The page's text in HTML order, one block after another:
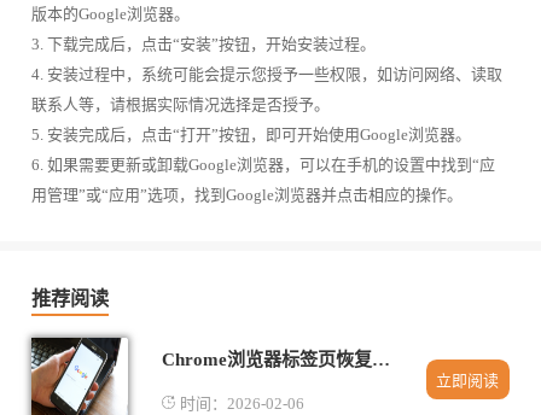
版本的Google浏览器。
3. 下载完成后，点击“安装”按钮，开始安装过程。
4. 安装过程中，系统可能会提示您授予一些权限，如访问网络、读取
联系人等，请根据实际情况选择是否授予。
5. 安装完成后，点击“打开”按钮，即可开始使用Google浏览器。
6. 如果需要更新或卸载Google浏览器，可以在手机的设置中找到“应
用管理”或“应用”选项，找到Google浏览器并点击相应的操作。
推荐阅读
Chrome浏览器标签页恢复插件安装教程
时间：2026-02-06
立即阅读